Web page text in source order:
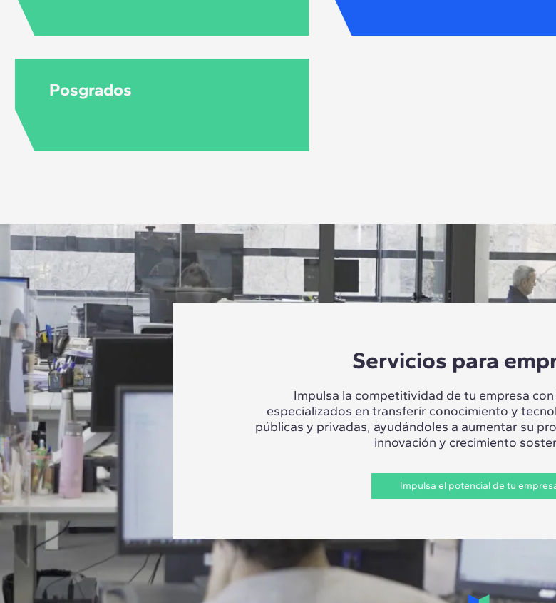
Posgrados
Servicios para
Impulsa la competitividad de tu empresa con
especializados en transferir conocimiento y
públicas y privadas, ayudándoles a aumentar su
innovación y crecimiento
Impulsa el potencial de tu